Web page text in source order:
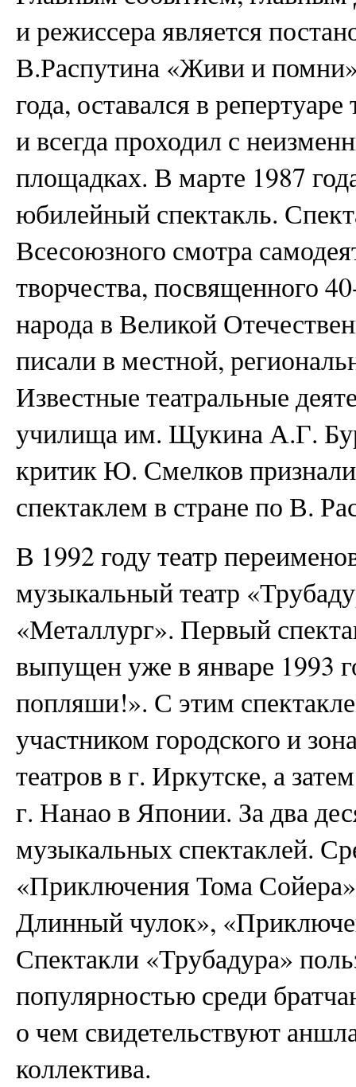
и режиссера является
В.Распутина «Живи и
года, оставался в
и всегда проходил с
площадках. В марте 1987
юбилейный спектакль.
Всесоюзного смотра
творчества, посвященного
народа в Великой
писали в местной,
Известные театральные
училища им. Щукина А.Г.
критик Ю. Смелков
спектаклем в стране по В.
В 1992 году театр
музыкальный театр
«Металлург». Первый
выпущен уже в январе 1993
попляши!». С этим
участником городского и
театров в г. Иркутске, а
г. Нанао в Японии. За два
музыкальных спектаклей.
«Приключения Тома
Длинный чулок»,
Спектакли «Трубадура»
популярностью среди
о чем свидетельствуют
коллектива.